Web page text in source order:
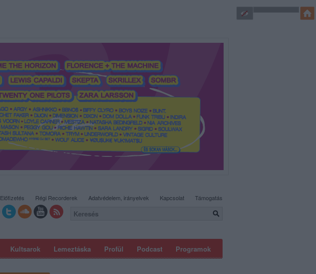
Kultsarok Lemeztáska Profül Podcast Programok
Előfizetés Régi Recorderek Adatvédelem, irányelvek Kapcsolat Támogatás
SÜTI BEÁLLÍTÁSOK MÓDOSÍTÁSA